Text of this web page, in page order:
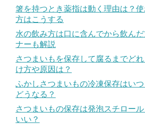
箸を持つとき薬指は動く理由は？
方はこうする
水の飲み方は口に含んでから飲ん
ナーも解説
さつまいもを保存して腐るまでど
け方や原因は？
ふかしさつまいもの冷凍保存はい
どうなる？
さつまいもの保存は発泡スチロー
いい？